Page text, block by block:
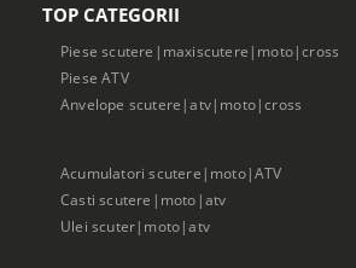
TOP CATEGORII
Piese scutere|maxiscutere|moto|cross
Piese ATV
Anvelope scutere|atv|moto|cross
Acumulatori scutere|moto|ATV
Casti scutere|moto|atv
Ulei scuter|moto|atv